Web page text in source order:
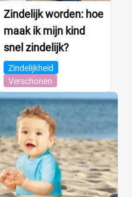
Zindelijk worden: hoe
maak ik mijn kind
snel zindelijk?
Zindelijkheid
Verschonen